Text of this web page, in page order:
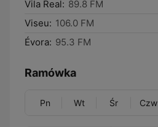
Vila Real: 89.8 FM
Viseu: 106.0 FM
Évora: 95.3 FM
Ramówka
Pn Wt Śr Czw